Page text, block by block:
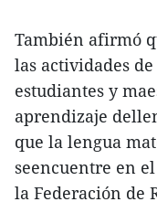
También afirmó
las actividades
estudiantes y
aprendizaje
que la lengua
seencuentre en
la Federación de